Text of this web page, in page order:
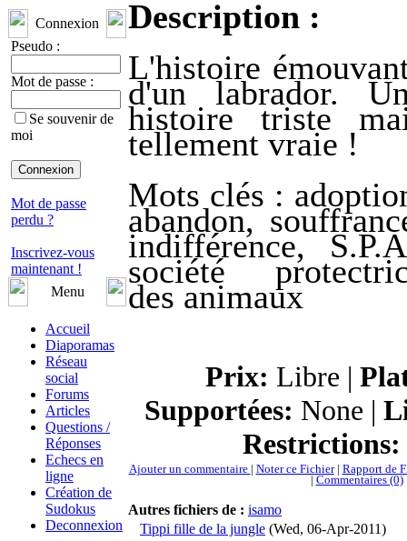
Connexion
Pseudo :
Mot de passe :
Se souvenir de
moi
Mot de passe
perdu ?
Inscrivez-vous
maintenant !
Menu
Accueil
Diaporamas
Réseau
social
Forums
Articles
Questions /
Réponses
Echecs en
ligne
Création de
Sudokus
Deconnexion
Description :
L'histoire
d'un labrador.
histoire triste
tellement vraie !
Mots clés :
abandon,
indifférence,
société
des animaux
Prix: Libre |
Supportées: None |
Restrictions:
Ajouter un commentaire | Noter ce Fichier| Rapport de
| Commentaires (0)
Autres fichiers de : isamo
Tippi fille de la jungle (Wed, 06-Apr-2011)